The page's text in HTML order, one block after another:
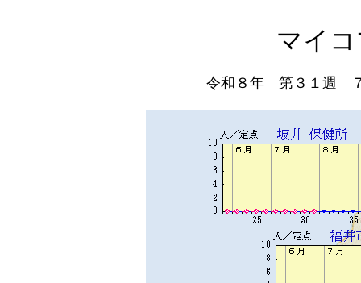
マイ
令和８年 第３１週 ７